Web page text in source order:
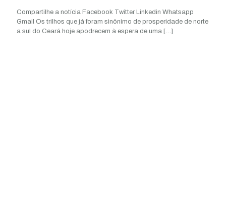
Compartilhe a notícia Facebook Twitter Linkedin Whatsapp
Gmail Os trilhos que já foram sinônimo de prosperidade de norte
a sul do Ceará hoje apodrecem à espera de uma […]